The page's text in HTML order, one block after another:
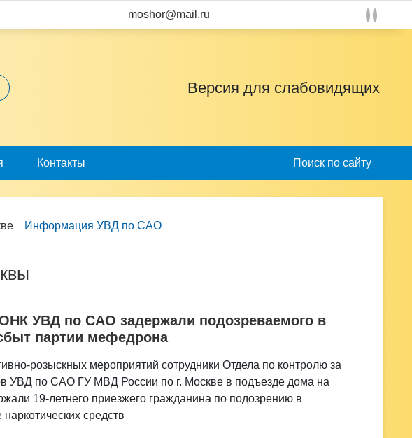
A A
moshor@mail.ru
Версия для слабовидящих
Контакты Поиск по сайту
Информация УВД по САО
УВД по САО задержали подозреваемого в
партии мефедрона
розыскных мероприятий сотрудники Отдела по контролю за
УВД по САО ГУ МВД России по г. Москве в подъезде дома на
19-летнего приезжего гражданина по подозрению в
средств